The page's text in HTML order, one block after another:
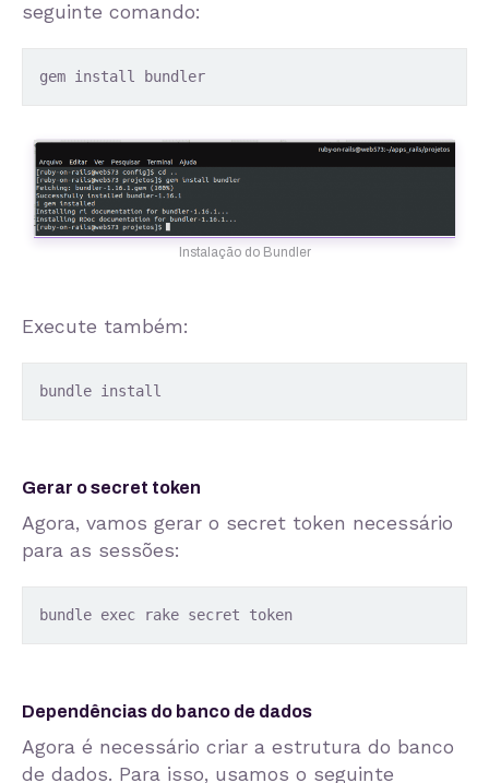
seguinte comando:
gem install bundler
Instalação do Bundler
Execute também:
bundle install
Gerar o secret token
Agora, vamos gerar o secret token necessário
para as sessões:
bundle exec rake secret token
Dependências do banco de dados
Agora é necessário criar a estrutura do banco
de dados. Para isso, usamos o seguinte